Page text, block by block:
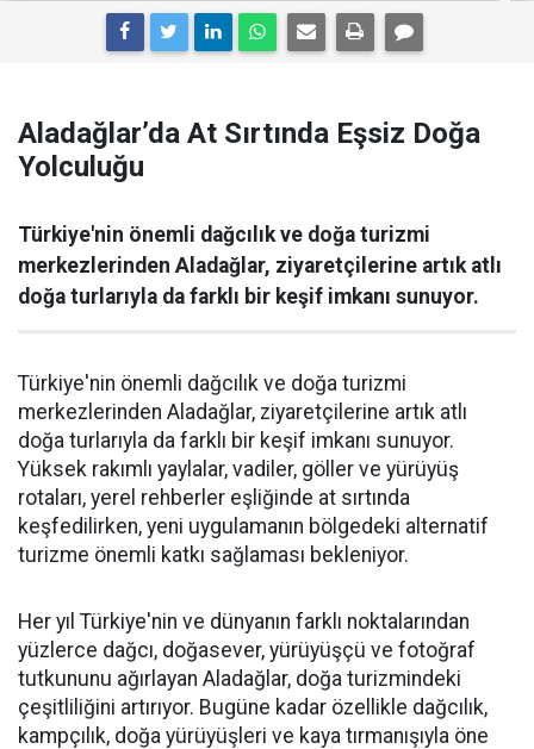
Aladağlar’da At Sırtında Eşsiz Doğa
Yolculuğu
Türkiye'nin önemli dağcılık ve doğa turizmi
merkezlerinden Aladağlar, ziyaretçilerine artık atlı
doğa turlarıyla da farklı bir keşif imkanı sunuyor.
Türkiye'nin önemli dağcılık ve doğa turizmi
merkezlerinden Aladağlar, ziyaretçilerine artık atlı
doğa turlarıyla da farklı bir keşif imkanı sunuyor.
Yüksek rakımlı yaylalar, vadiler, göller ve yürüyüş
rotaları, yerel rehberler eşliğinde at sırtında
keşfedilirken, yeni uygulamanın bölgedeki alternatif
turizme önemli katkı sağlaması bekleniyor.
Her yıl Türkiye'nin ve dünyanın farklı noktalarından
yüzlerce dağcı, doğasever, yürüyüşçü ve fotoğraf
tutkununu ağırlayan Aladağlar, doğa turizmindeki
çeşitliliğini artırıyor. Bugüne kadar özellikle dağcılık,
kampçılık, doğa yürüyüşleri ve kaya tırmanışıyla öne